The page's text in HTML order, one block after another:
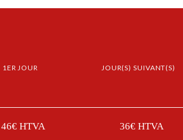
1ER JOUR JOUR(S) SUIVANT(S)
46€ HTVA 36€ HTVA